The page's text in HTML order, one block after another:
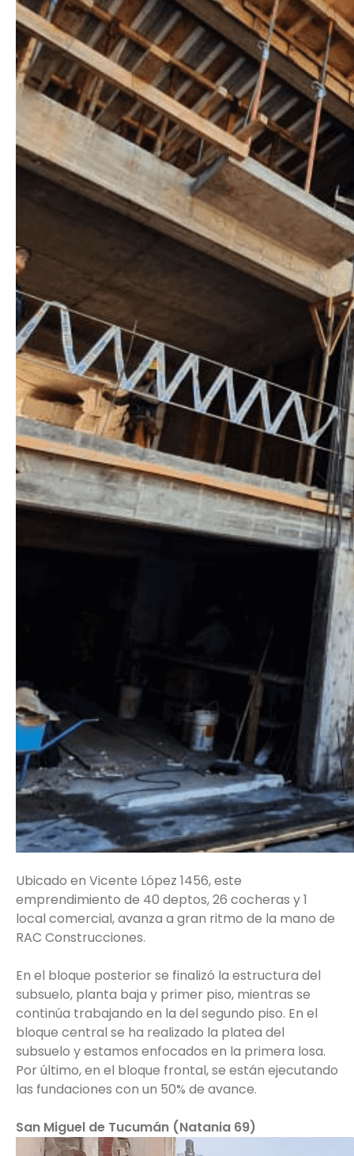
Ubicado en Vicente López 1456, este
emprendimiento de 40 deptos, 26 cocheras y 1
local comercial, avanza a gran ritmo de la mano de
RAC Construcciones.
En el bloque posterior se finalizó la estructura del
subsuelo, planta baja y primer piso, mientras se
continúa trabajando en la del segundo piso. En el
bloque central se ha realizado la platea del
subsuelo y estamos enfocados en la primera losa.
Por último, en el bloque frontal, se están ejecutando
las fundaciones con un 50% de avance.
San Miguel de Tucumán (Natania 69)